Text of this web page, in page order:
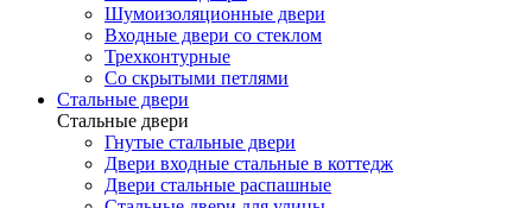
Шумоизоляционные двери
Входные двери со стеклом
Трехконтурные
Со скрытыми петлями
Стальные двери
Стальные двери
Гнутые стальные двери
Двери входные стальные в коттедж
Двери стальные распашные